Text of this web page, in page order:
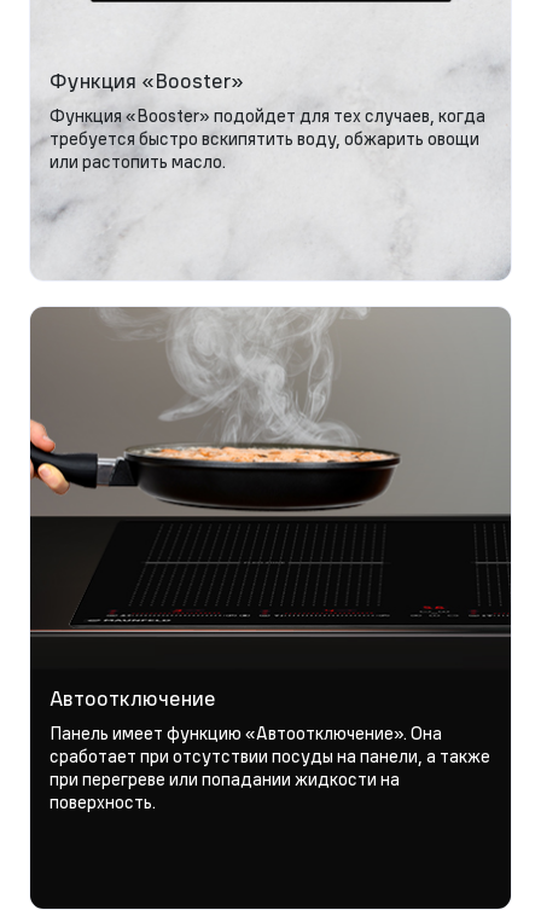
Функция «Booster»
Функция «Booster» подойдет для тех случаев, когда
требуется быстро вскипятить воду, обжарить овощи
или растопить масло.
Автоотключение
Панель имеет функцию «Автоотключение». Она
сработает при отсутствии посуды на панели, а также
при перегреве или попадании жидкости на
поверхность.